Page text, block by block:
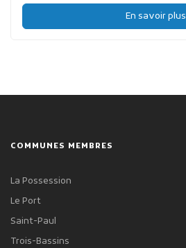
En savoir plus
COMMUNES MEMBRES
La Possession
Le Port
Saint-Paul
Trois-Bassins